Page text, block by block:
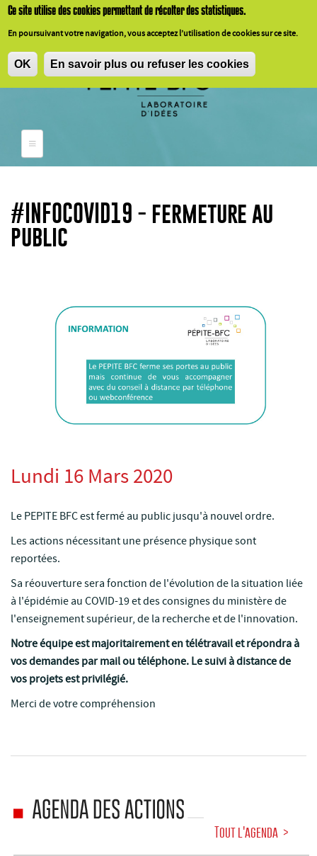
Cesiteutilisedes cookiespermettantderécolterdesstatistiques.
En poursuivantvotre navigation,vousacceptezl’utilisationde cookiessurcesite.
OK En savoir plus ou refuser les cookies
Aller au contenu principal
#INFOCOVID19 - fermeture au
public
Lundi 16 Mars 2020
Le PEPITE BFC est fermé au public jusqu'à nouvel ordre.
Les actions nécessitant une présence physique sont
reportées.
Sa réouverture sera fonction de l'évolution de la situation liée
à l'épidémie au COVID-19 et des consignes du ministère de
l'enseignement supérieur, de la recherche et de l'innovation.
Notre équipe est majoritairement en télétravail et répondra à
vos demandes par mail ou téléphone. Le suivi à distance de
vos projets est privilégié.
Merci de votre compréhension
Tout l'agenda